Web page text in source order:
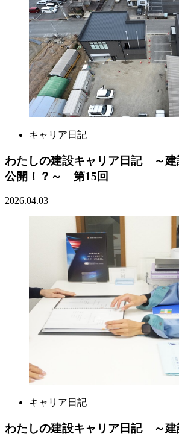
キャリア日記
わたしの建設キャリア日記 ～建
公開！？～ 第15回
2026.04.03
キャリア日記
わたしの建設キャリア日記 ～建